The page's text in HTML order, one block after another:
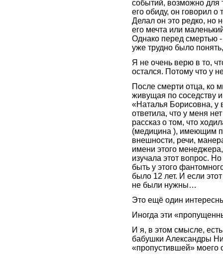
событий, возможно для
его обиду, он говорил
Делал он это редко, но
его мечта или
Однако перед смертью
уже трудно было
Я не очень верю в то,
остался. Потому что у
После смерти отца,
живущая по соседству
«Наталья Борисовна, у
ответила, что у меня
рассказ о том, что
(медицина ), имеющим
внешности, речи,
имени этого
изучала этот вопрос.
быть у этого
было 12 лет. И если
не были нужны…
Это ещё один
Иногда эти
И я, в этом смысле,
бабушки Александры
«пропустившей» моего